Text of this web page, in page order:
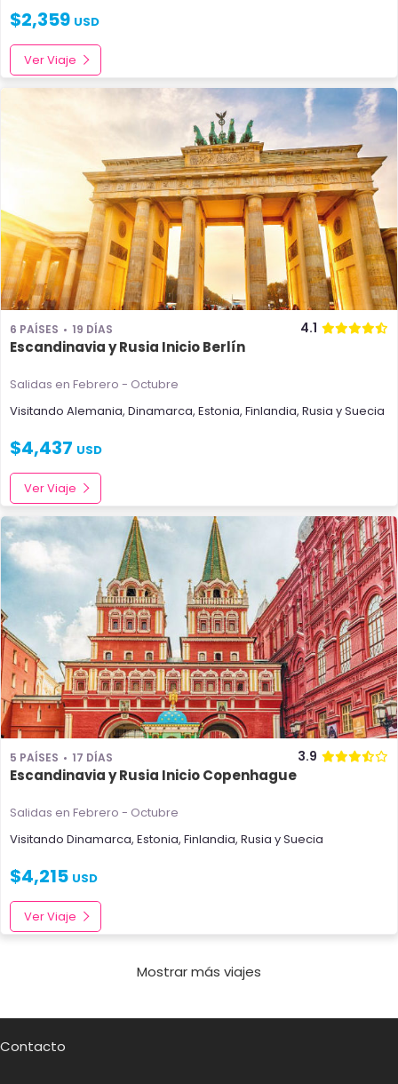
$2,359 USD
Ver Viaje
6 PAÍSES 19 DÍAS 4.1
Escandinavia y Rusia Inicio Berlín
Salidas en Febrero - Octubre
Visitando Alemania, Dinamarca, Estonia, Finlandia, Rusia ySuecia
$4,437 USD
Ver Viaje
5 PAÍSES 17 DÍAS 3.9
Escandinavia y Rusia Inicio Copenhague
Salidas en Febrero - Octubre
Visitando Dinamarca, Estonia, Finlandia, Rusia ySuecia
$4,215 USD
Ver Viaje
Mostrar más viajes
Contacto